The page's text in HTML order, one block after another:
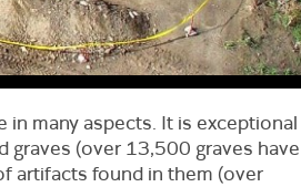
many aspects. It is exceptional
(over 13,500 graves have
artifacts found in them (over